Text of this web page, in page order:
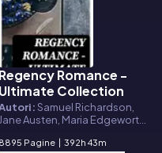
E-book
Regency Romance -
Ultimate Collection
Samuel Richardson,
Jane Austen, Maria Edgeworth,
Wollstonecraft, William
8895 Pagine | 392h 43m